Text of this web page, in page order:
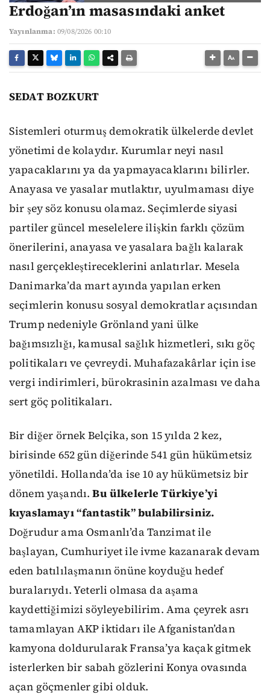
Erdoğan’ın masasındaki anket
Yayınlanma: 09/08/2026 00:10
SEDAT BOZKURT
Sistemleri oturmuş demokratik ülkelerde devlet
yönetimi de kolaydır. Kurumlar neyi nasıl
yapacaklarını ya da yapmayacaklarını bilirler.
Anayasa ve yasalar mutlaktır, uyulmaması diye
bir şey söz konusu olamaz. Seçimlerde siyasi
partiler güncel meselelere ilişkin farklı çözüm
önerilerini, anayasa ve yasalara bağlı kalarak
nasıl gerçekleştireceklerini anlatırlar. Mesela
Danimarka’da mart ayında yapılan erken
seçimlerin konusu sosyal demokratlar açısından
Trump nedeniyle Grönland yani ülke
bağımsızlığı, kamusal sağlık hizmetleri, sıkı göç
politikaları ve çevreydi. Muhafazakârlar için ise
vergi indirimleri, bürokrasinin azalması ve daha
sert göç politikaları.
Bir diğer örnek Belçika, son 15 yılda 2 kez,
birisinde 652 gün diğerinde 541 gün hükümetsiz
yönetildi. Hollanda’da ise 10 ay hükümetsiz bir
dönem yaşandı.Bu ülkelerle Türkiye’yi
kıyaslamayı “fantastik” bulabilirsiniz.
Doğrudur ama Osmanlı’da Tanzimat ile
başlayan, Cumhuriyet ile ivme kazanarak devam
eden batılılaşmanın önüne koyduğu hedef
buralarıydı. Yeterli olmasa da aşama
kaydettiğimizi söyleyebilirim. Ama çeyrek asrı
tamamlayan AKP iktidarı ile Afganistan’dan
kamyona doldurularak Fransa’ya kaçak gitmek
isterlerken bir sabah gözlerini Konya ovasında
açan göçmenler gibi olduk.